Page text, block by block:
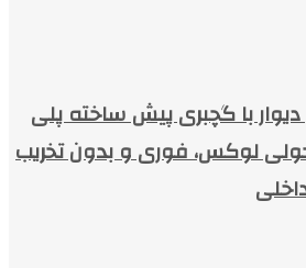
با گچبری پیش ساخته پلی
لوکس، فوری و بدون تخریب